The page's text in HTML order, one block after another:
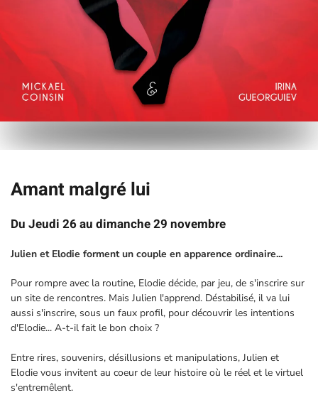
Amant malgré lui
Du Jeudi 26 au dimanche 29 novembre
Julien et Elodie forment un couple en apparence ordinaire...
Pour rompre avec la routine, Elodie décide, par jeu, de s'inscrire sur
un site de rencontres. Mais Julien l'apprend. Déstabilisé, il va lui
aussi s'inscrire, sous un faux profil, pour découvrir les intentions
d'Elodie... A-t-il fait le bon choix ?
Entre rires, souvenirs, désillusions et manipulations, Julien et
Elodie vous invitent au coeur de leur histoire où le réel et le virtuel
s'entremêlent.